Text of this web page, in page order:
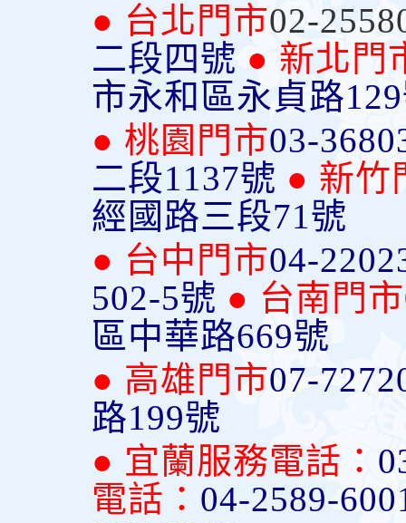
● 台北門市02-
二段四號 ● 新北門
市永和區永貞路
● 桃園門市03-
二段1137號 ● 新竹
經國路三段71號
● 台中門市04-
502-5號 ● 台南門市
區中華路669號
● 高雄門市07-
路199號
● 宜蘭服務電話：
電話： 04-2589-